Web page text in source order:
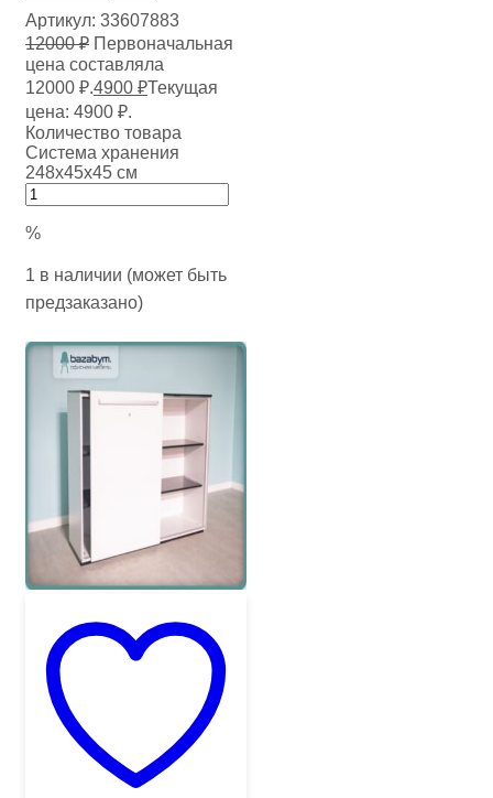
Артикул: 33607883
12000₽ Первоначальная
цена составляла
12000 ₽.4900 ₽Текущая
цена: 4900 ₽.
Количество товара
Система хранения
248х45х45 см
%
1 в наличии (может быть
предзаказано)